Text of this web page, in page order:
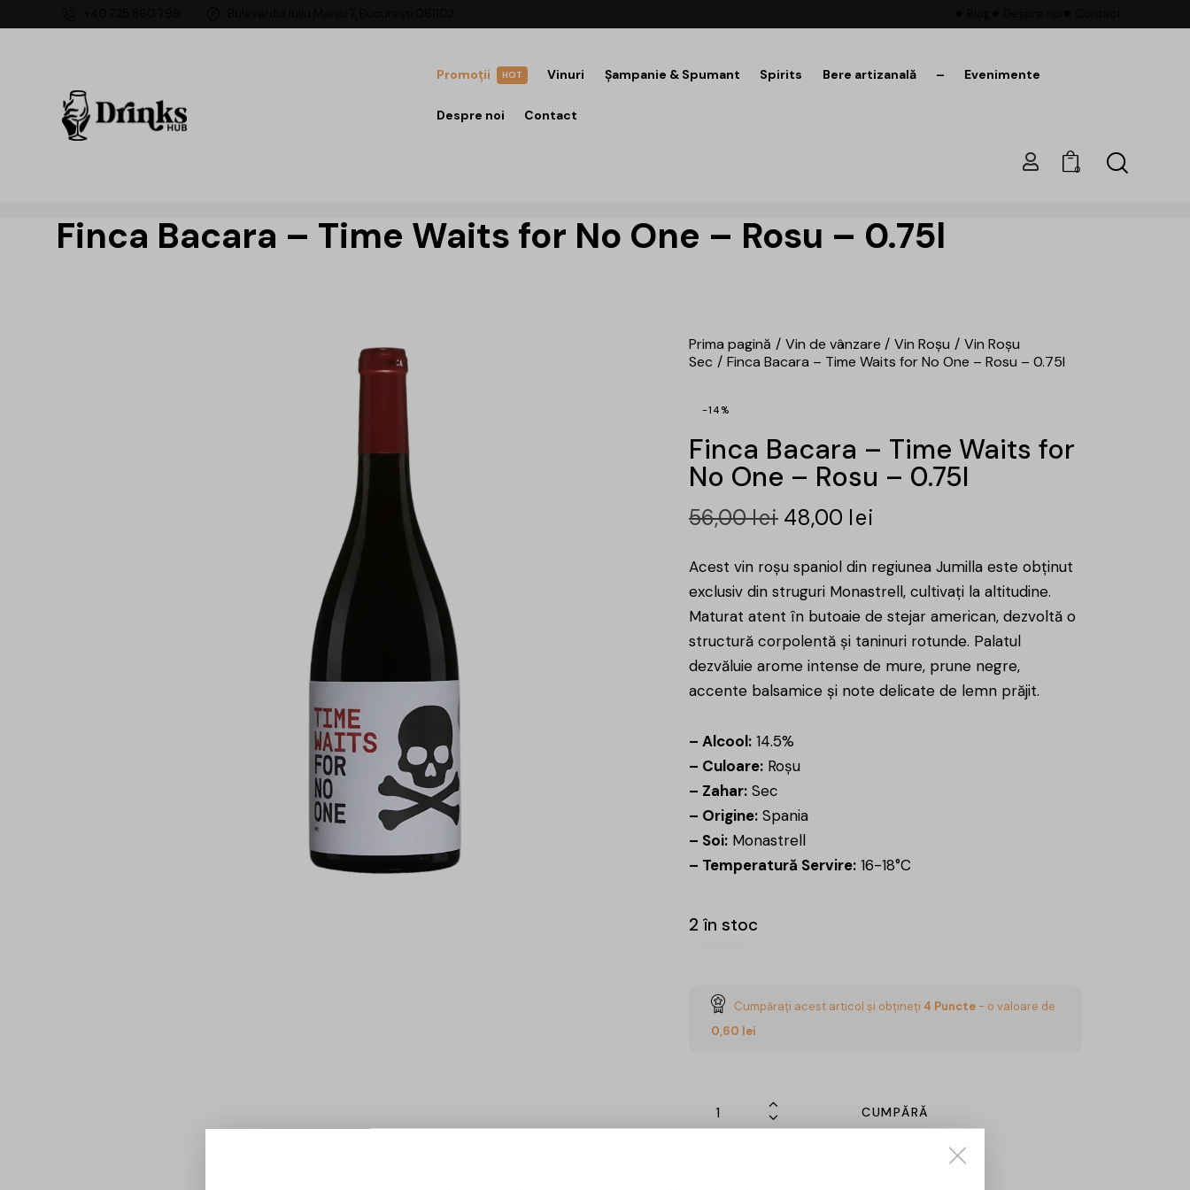
HOT
Promoții Vinuri Șampanie & Spumant Spirits Bere artizanală – Evenimente
Despre noi Contact
0
Finca Bacara – Time Waits for No One – Rosu – 0.75l
Prima pagină Vin de vânzare Vin Roșu
Vin Roșu
Sec
Finca Bacara – Time Waits for No One – Rosu – 0.75l
-14%
Finca Bacara – Time Waits for
No One – Rosu – 0.75l
56,00lei 48,00 lei
Acest vin roșu spaniol din regiunea Jumilla este obținut
exclusiv din struguri Monastrell, cultivați la altitudine.
Maturat atent în butoaie de stejar american, dezvoltă o
structură corpolentă și taninuri rotunde. Palatul
dezvăluie arome intense de mure, prune negre,
accente balsamice și note delicate de lemn prăjit.
– Alcool: 14.5%
– Culoare: Roșu
– Zahar: Sec
– Origine: Spania
– Soi: Monastrell
– Temperatură Servire: 16-18°C
2 în stoc
Cumpărați acest articol și obțineți 4 Puncte - o valoare de
0,60 lei
CUMPĂRĂ